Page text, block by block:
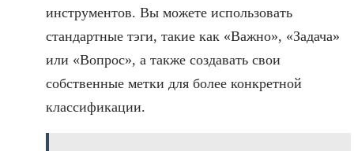
инструментов. Вы можете использовать
стандартные тэги, такие как «Важно», «Задача»
или «Вопрос», а также создавать свои
собственные метки для более конкретной
классификации.